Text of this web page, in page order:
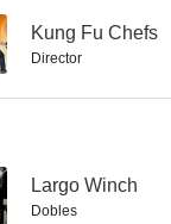
Kung Fu Chefs
Director
Largo Winch
Dobles